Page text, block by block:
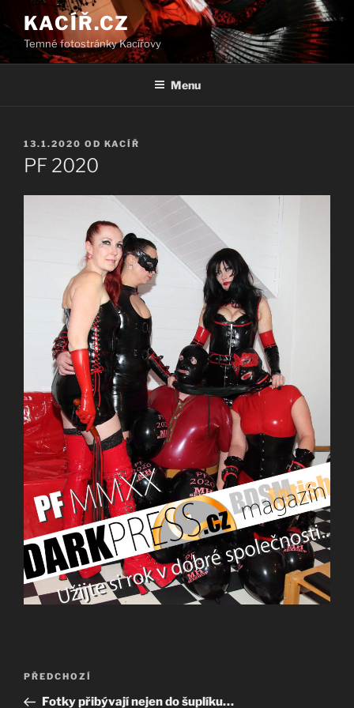
k
obsahu
webu
KACÍŘ.CZ
Temné fotostránky Kacířovy
Menu
PUBLIKOVÁNO
13.1.2020 OD KACÍŘ
PF 2020
Navigace
Předchozí
příspěvek
PŘEDCHOZÍ
Fotky přibývají nejen do šuplíku…